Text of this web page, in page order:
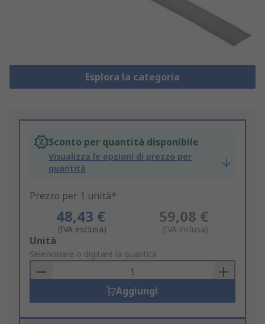
Esplora la categoria
Sconto per quantità disponibile
Visualizza le opzioni di prezzo per
quantità
Prezzo per 1 unità*
48,43 €
(IVA esclusa)
59,08 €
(IVA inclusa)
Add
to
Basket
Unità
Selezionare o digitare la quantità
Aggiungi